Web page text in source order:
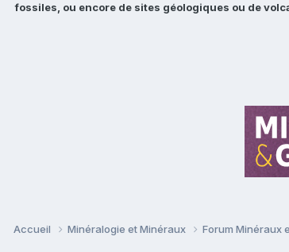
fossiles, ou encore de sites géologiques ou de
Accueil Minéralogie et Minéraux Forum Minéraux